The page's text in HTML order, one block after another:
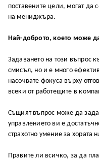
поставените цели, могат да
на мениджъра.
Най-доброто, което може
Задаването на този въпрос
смисъл, но и е много
насочвате фокуса върху
всеки от работещите в
Същият въпрос може да
управлението ви е
страхотно умение за хората
Правите ли всичко, за да